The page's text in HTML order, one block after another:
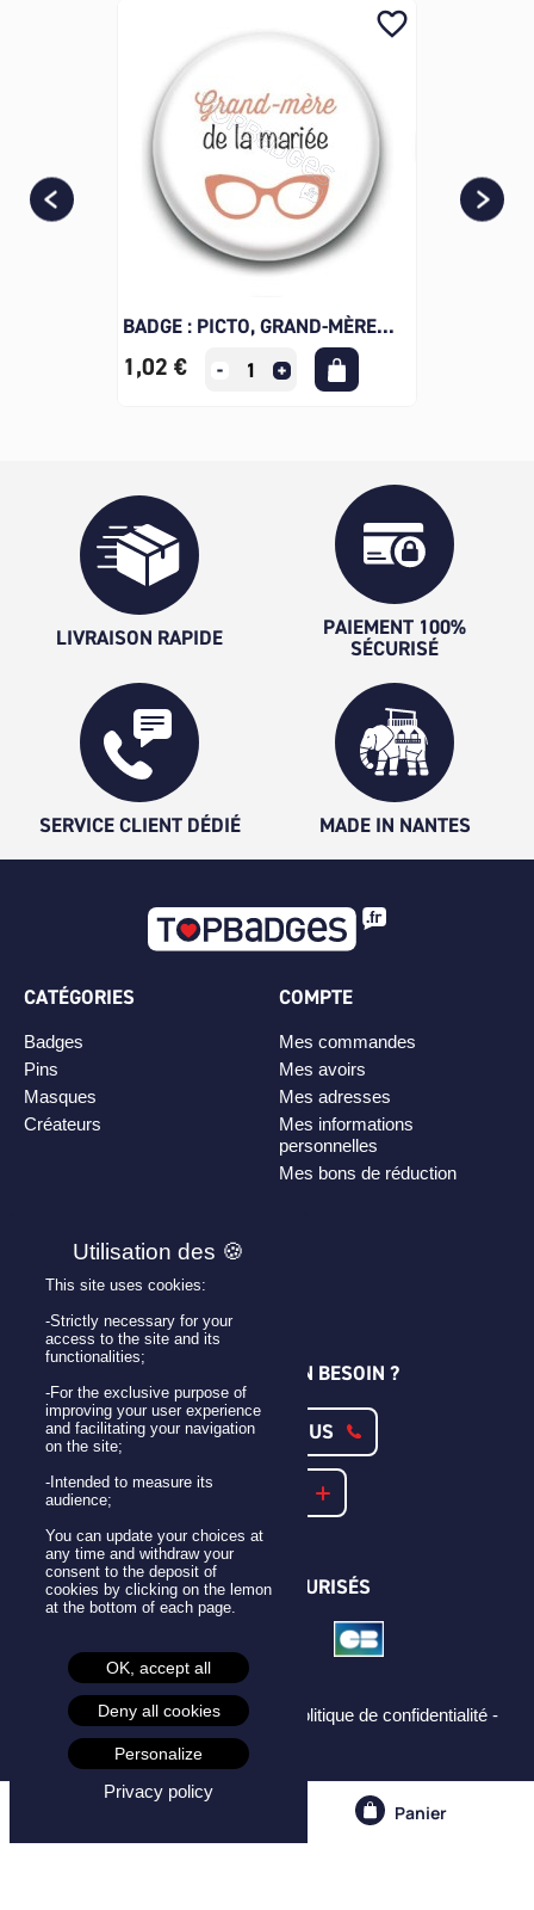
Panier
BADGE : PICTO, GRAND-MÈRE...
1,02 €
favorite_border
LIVRAISON RAPIDE
PAIEMENT 100%
SÉCURISÉ
SERVICE CLIENT DÉDIÉ MADE IN NANTES
CATÉGORIES
Badges
Pins
Masques
Créateurs
COMPTE
Mes commandes
Mes avoirs
Mes adresses
Mes informations
personnelles
Mes bons de réduction
PLAN DE SITE
Personnaliser son badge
UNE QUESTION ? UN BESOIN ?
CONTACTEZ-NOUS
NOTRE FAQ
PAIEMENTS SÉCURISÉS
Mentions légales -CGU - CGV -
Politique de confidentialité -
Cookies -
This site uses cookies:
-Strictly necessary for your
access to the site and its
functionalities;
-For the exclusive purpose of
improving your user experience
and facilitating your navigation
on the site;
-Intended to measure its
audience;
You can update your choices at
any time and withdraw your
consent to the deposit of
cookies by clicking on the lemon
at the bottom of each page.
OK, accept all
Deny all cookies
Personalize
Privacy policy